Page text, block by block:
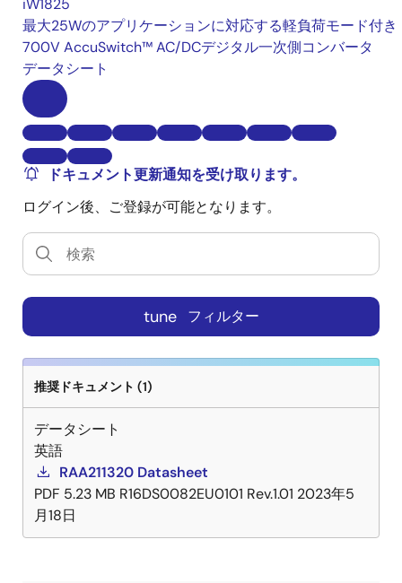
iW1825
最大25Wのアプリケーションに対応する軽負荷モード付き
700V AccuSwitch™ AC/DCデジタル一次側コンバータ
データシート
ドキュメント更新通知を受け取ります。
ログイン後、ご登録が可能となります。
tune フィルター
推奨ドキュメント (1)
データシート
英語
RAA211320 Datasheet
PDF 5.23 MB R16DS0082EU0101 Rev.1.01 2023年5
月18日